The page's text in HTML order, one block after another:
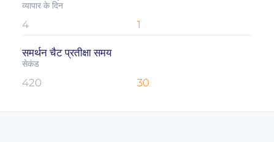
व्यापार के दिन
4 1
समर्थन चैट प्रतीक्षा समय
सेकंड
420 30